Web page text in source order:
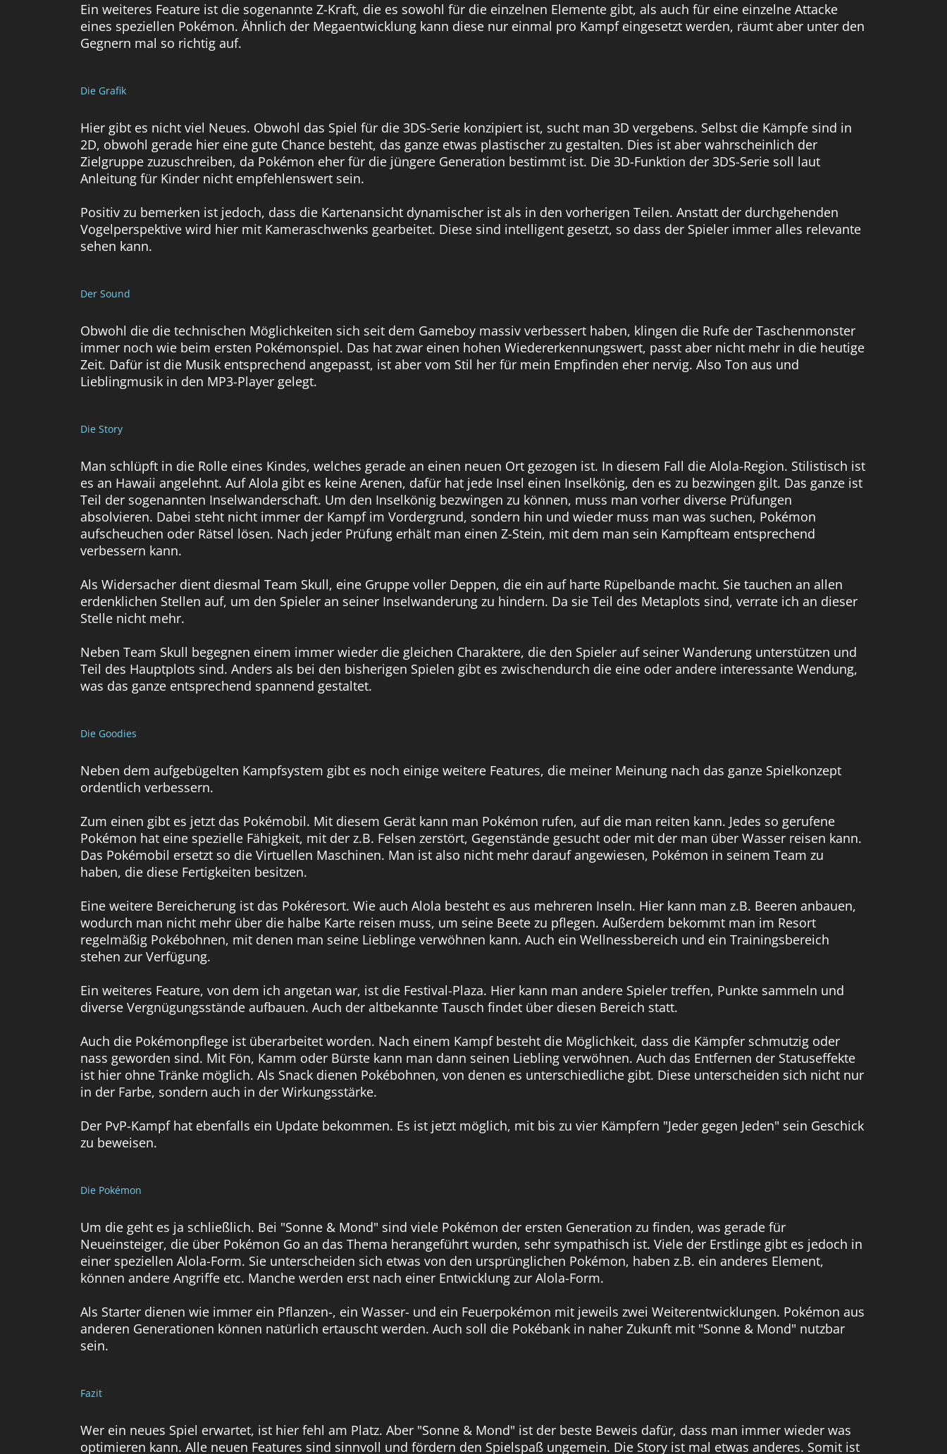
Ein weiteres Feature ist die sogenannte Z-Kraft, die es sowohl für die einzelnen Elemente gibt, als auch für eine einzelne Attacke
eines speziellen Pokémon. Ähnlich der Megaentwicklung kann diese nur einmal pro Kampf eingesetzt werden, räumt aber unter den
Gegnern mal so richtig auf.
Die Grafik
Hier gibt es nicht viel Neues. Obwohl das Spiel für die 3DS-Serie konzipiert ist, sucht man 3D vergebens. Selbst die Kämpfe sind in
2D, obwohl gerade hier eine gute Chance besteht, das ganze etwas plastischer zu gestalten. Dies ist aber wahrscheinlich der
Zielgruppe zuzuschreiben, da Pokémon eher für die jüngere Generation bestimmt ist. Die 3D-Funktion der 3DS-Serie soll laut
Anleitung für Kinder nicht empfehlenswert sein.
Positiv zu bemerken ist jedoch, dass die Kartenansicht dynamischer ist als in den vorherigen Teilen. Anstatt der durchgehenden
Vogelperspektive wird hier mit Kameraschwenks gearbeitet. Diese sind intelligent gesetzt, so dass der Spieler immer alles relevante
sehen kann.
Der Sound
Obwohl die die technischen Möglichkeiten sich seit dem Gameboy massiv verbessert haben, klingen die Rufe der Taschenmonster
immer noch wie beim ersten Pokémonspiel. Das hat zwar einen hohen Wiedererkennungswert, passt aber nicht mehr in die heutige
Zeit. Dafür ist die Musik entsprechend angepasst, ist aber vom Stil her für mein Empfinden eher nervig. Also Ton aus und
Lieblingmusik in den MP3-Player gelegt.
Die Story
Man schlüpft in die Rolle eines Kindes, welches gerade an einen neuen Ort gezogen ist. In diesem Fall die Alola-Region. Stilistisch ist
es an Hawaii angelehnt. Auf Alola gibt es keine Arenen, dafür hat jede Insel einen Inselkönig, den es zu bezwingen gilt. Das ganze ist
Teil der sogenannten Inselwanderschaft. Um den Inselkönig bezwingen zu können, muss man vorher diverse Prüfungen
absolvieren. Dabei steht nicht immer der Kampf im Vordergrund, sondern hin und wieder muss man was suchen, Pokémon
aufscheuchen oder Rätsel lösen. Nach jeder Prüfung erhält man einen Z-Stein, mit dem man sein Kampfteam entsprechend
verbessern kann.
Als Widersacher dient diesmal Team Skull, eine Gruppe voller Deppen, die ein auf harte Rüpelbande macht. Sie tauchen an allen
erdenklichen Stellen auf, um den Spieler an seiner Inselwanderung zu hindern. Da sie Teil des Metaplots sind, verrate ich an dieser
Stelle nicht mehr.
Neben Team Skull begegnen einem immer wieder die gleichen Charaktere, die den Spieler auf seiner Wanderung unterstützen und
Teil des Hauptplots sind. Anders als bei den bisherigen Spielen gibt es zwischendurch die eine oder andere interessante Wendung,
was das ganze entsprechend spannend gestaltet.
Die Goodies
Neben dem aufgebügelten Kampfsystem gibt es noch einige weitere Features, die meiner Meinung nach das ganze Spielkonzept
ordentlich verbessern.
Zum einen gibt es jetzt das Pokémobil. Mit diesem Gerät kann man Pokémon rufen, auf die man reiten kann. Jedes so gerufene
Pokémon hat eine spezielle Fähigkeit, mit der z.B. Felsen zerstört, Gegenstände gesucht oder mit der man über Wasser reisen kann.
Das Pokémobil ersetzt so die Virtuellen Maschinen. Man ist also nicht mehr darauf angewiesen, Pokémon in seinem Team zu
haben, die diese Fertigkeiten besitzen.
Eine weitere Bereicherung ist das Pokéresort. Wie auch Alola besteht es aus mehreren Inseln. Hier kann man z.B. Beeren anbauen,
wodurch man nicht mehr über die halbe Karte reisen muss, um seine Beete zu pflegen. Außerdem bekommt man im Resort
regelmäßig Pokébohnen, mit denen man seine Lieblinge verwöhnen kann. Auch ein Wellnessbereich und ein Trainingsbereich
stehen zur Verfügung.
Ein weiteres Feature, von dem ich angetan war, ist die Festival-Plaza. Hier kann man andere Spieler treffen, Punkte sammeln und
diverse Vergnügungsstände aufbauen. Auch der altbekannte Tausch findet über diesen Bereich statt.
Auch die Pokémonpflege ist überarbeitet worden. Nach einem Kampf besteht die Möglichkeit, dass die Kämpfer schmutzig oder
nass geworden sind. Mit Fön, Kamm oder Bürste kann man dann seinen Liebling verwöhnen. Auch das Entfernen der Statuseffekte
ist hier ohne Tränke möglich. Als Snack dienen Pokébohnen, von denen es unterschiedliche gibt. Diese unterscheiden sich nicht nur
in der Farbe, sondern auch in der Wirkungsstärke.
Der PvP-Kampf hat ebenfalls ein Update bekommen. Es ist jetzt möglich, mit bis zu vier Kämpfern "Jeder gegen Jeden" sein Geschick
zu beweisen.
Die Pokémon
Um die geht es ja schließlich. Bei "Sonne & Mond" sind viele Pokémon der ersten Generation zu finden, was gerade für
Neueinsteiger, die über Pokémon Go an das Thema herangeführt wurden, sehr sympathisch ist. Viele der Erstlinge gibt es jedoch in
einer speziellen Alola-Form. Sie unterscheiden sich etwas von den ursprünglichen Pokémon, haben z.B. ein anderes Element,
können andere Angriffe etc. Manche werden erst nach einer Entwicklung zur Alola-Form.
Als Starter dienen wie immer ein Pflanzen-, ein Wasser- und ein Feuerpokémon mit jeweils zwei Weiterentwicklungen. Pokémon aus
anderen Generationen können natürlich ertauscht werden. Auch soll die Pokébank in naher Zukunft mit "Sonne & Mond" nutzbar
sein.
Fazit
Wer ein neues Spiel erwartet, ist hier fehl am Platz. Aber "Sonne & Mond" ist der beste Beweis dafür, dass man immer wieder was
optimieren kann. Alle neuen Features sind sinnvoll und fördern den Spielspaß ungemein. Die Story ist mal etwas anderes. Somit ist